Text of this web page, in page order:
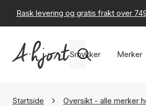
Rask levering og gratis frakt over
Smykker Merker
Startside Oversikt - alle merker